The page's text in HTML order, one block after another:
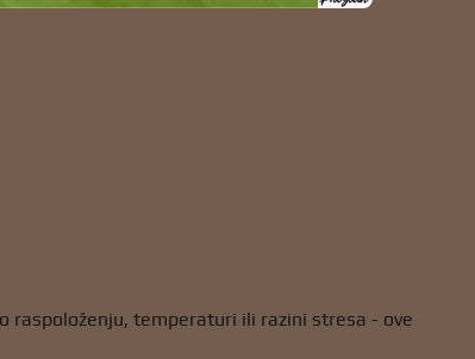
raspoloženju, temperaturi ili razini stresa - ove